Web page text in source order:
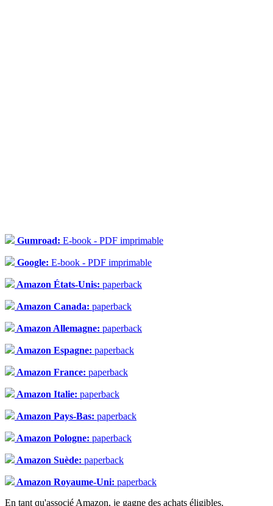
Gumroad: E-book - PDF imprimable
Google: E-book - PDF imprimable
Amazon États-Unis: paperback
Amazon Canada: paperback
Amazon Allemagne: paperback
Amazon Espagne: paperback
Amazon France: paperback
Amazon Italie: paperback
Amazon Pays-Bas: paperback
Amazon Pologne: paperback
Amazon Suède: paperback
Amazon Royaume-Uni: paperback
En tant qu'associé Amazon, je gagne des achats éligibles.